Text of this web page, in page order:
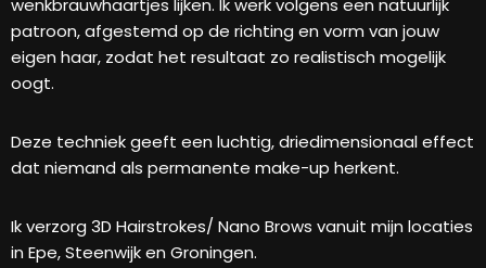
wenkbrauwhaartjes lijken. Ik werk volgens een natuurlijk
patroon, afgestemd op de richting en vorm van jouw
eigen haar, zodat het resultaat zo realistisch mogelijk
oogt.
Deze techniek geeft een luchtig, driedimensionaal effect
dat niemand als permanente make-up herkent.
Ik verzorg 3D Hairstrokes/ Nano Brows vanuit mijn locaties
in Epe, Steenwijk en Groningen.